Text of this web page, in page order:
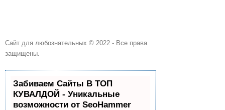
Сайт для любознательных © 2022 - Все права
защищены.
Забиваем Сайты В ТОП
КУВАЛДОЙ - Уникальные
возможности от SeoHammer